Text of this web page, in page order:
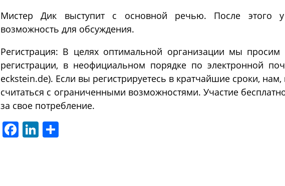
Мистер Дик выступит с основной речью. После этого у
возможность для обсуждения.
Регистрация: В целях оптимальной организации мы просим
регистрации, в неофициальном порядке по электронной
eckstein.de). Если вы регистрируетесь в кратчайшие сроки,
считаться с ограниченными возможностями. Участие
за свое потребление.
FacebookLinkedIn